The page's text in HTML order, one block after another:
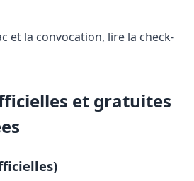
et la convocation, lire la check-
et gratuites